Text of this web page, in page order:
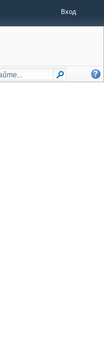
Вход